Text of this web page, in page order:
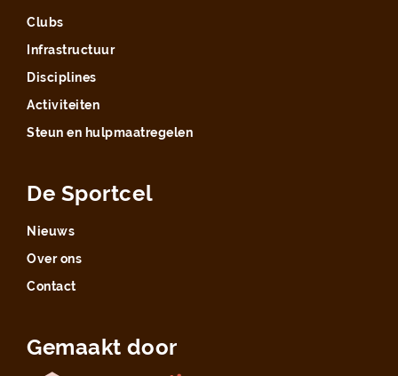
Clubs
Infrastructuur
Disciplines
Activiteiten
Steun en hulpmaatregelen
De Sportcel
Nieuws
Over ons
Contact
Gemaakt door